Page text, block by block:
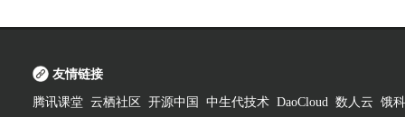
友情链接
腾讯课堂 云栖社区 开源中国 中生代技术 DaoCloud 数人云 饿